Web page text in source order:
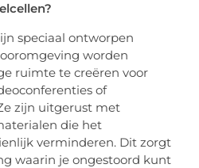
speciaal ontworpen
worden
ruimte te creëren voor
of
zijn uitgerust met
die het
verminderen. Dit zorgt
waarin je ongestoord kunt